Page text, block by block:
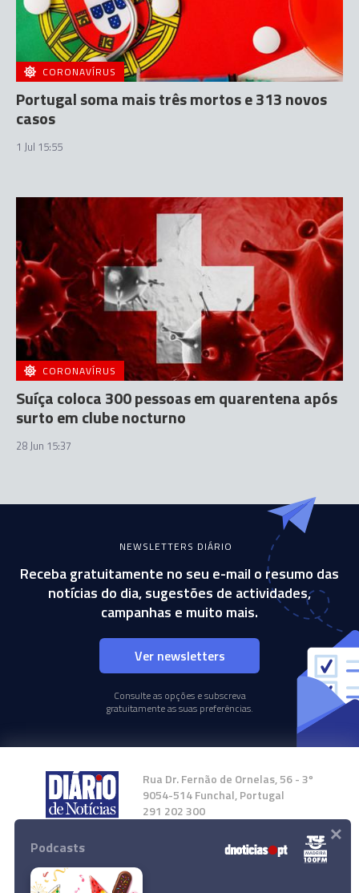
CORONAVÍRUS
Portugal soma mais três mortos e 313 novos
casos
1 Jul 15:55
CORONAVÍRUS
Suíça coloca 300 pessoas em quarentena após
surto em clube nocturno
28 Jun 15:37
NEWSLETTERS DIÁRIO
Receba gratuitamente no seu e-mail o resumo das
notícias do dia, sugestões de actividades,
campanhas e muito mais.
Ver newsletters
Consulte as opções e subscreva
gratuitamente as suas preferências.
Rua Dr. Fernão de Ornelas, 56 - 3º
9054-514 Funchal, Portugal
291 202 300
Instale a nossa App
Podcasts ×